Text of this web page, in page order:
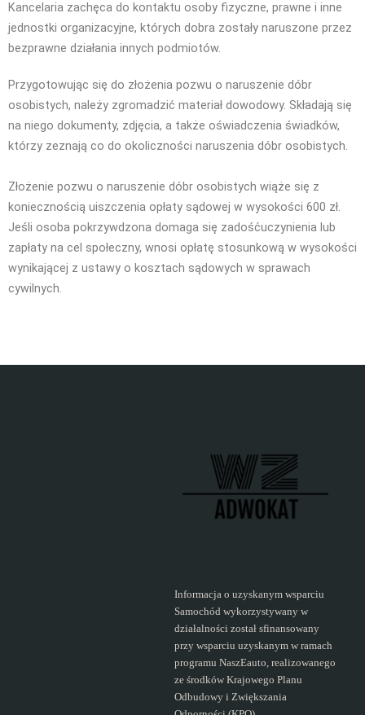
Kancelaria zachęca do kontaktu osoby fizyczne, prawne i inne
jednostki organizacyjne, których dobra zostały naruszone przez
bezprawne działania innych podmiotów.
Przygotowując się do złożenia pozwu o naruszenie dóbr
osobistych, należy zgromadzić materiał dowodowy. Składają się
na niego dokumenty, zdjęcia, a także oświadczenia świadków,
którzy zeznają co do okoliczności naruszenia dóbr osobistych.
Złożenie pozwu o naruszenie dóbr osobistych wiąże się z
koniecznością uiszczenia opłaty sądowej w wysokości 600 zł.
Jeśli osoba pokrzywdzona domaga się zadośćuczynienia lub
zapłaty na cel społeczny, wnosi opłatę stosunkową w wysokości
wynikającej z ustawy o kosztach sądowych w sprawach
cywilnych.
Informacja o uzyskanym wsparciu
Samochód wykorzystywany w
działalności został sfinansowany
przy wsparciu uzyskanym w ramach
programu NaszEauto, realizowanego
ze środków Krajowego Planu
Odbudowy i Zwiększania